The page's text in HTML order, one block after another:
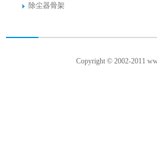
除尘器骨架
Copyright © 2002-2011